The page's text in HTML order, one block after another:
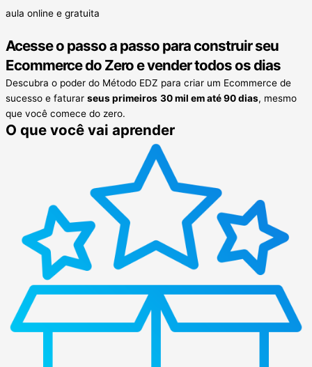
aula online e gratuita
Acesse o passo a passo paraconstruir seu
Ecommercedo Zero e vender todos os dias
Descubra o poder do Método EDZ para criar um Ecommerce de
sucesso e faturar seus primeiros 30 mil em até 90 dias, mesmo
que você comece do zero.
O que você vai aprender